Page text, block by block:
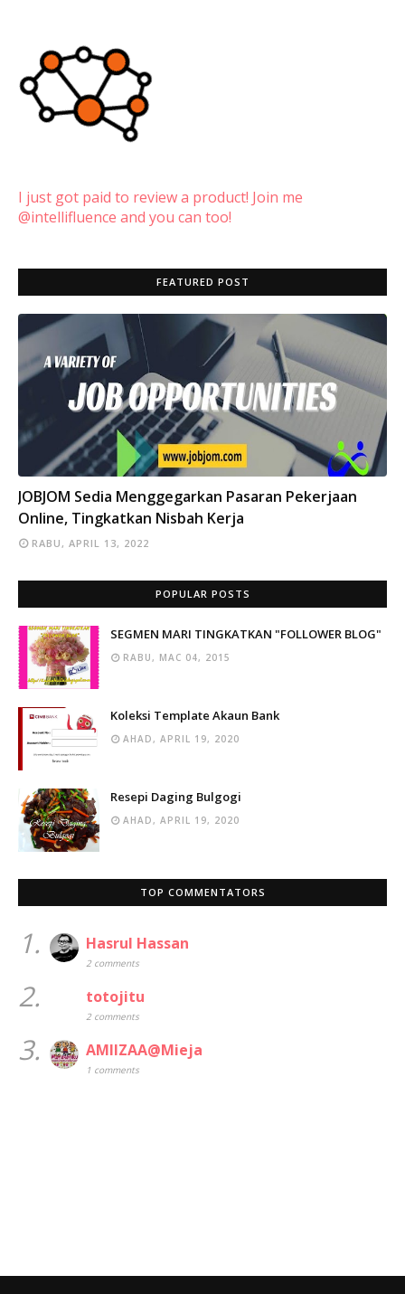
I just got paid to review a product! Join me
@intellifluence and you can too!
FEATURED POST
INFO
JOBJOM Sedia Menggegarkan Pasaran Pekerjaan
Online, Tingkatkan Nisbah Kerja
RABU, APRIL 13, 2022
POPULAR POSTS
SEGMEN MARI TINGKATKAN "FOLLOWER BLOG"
RABU, MAC 04, 2015
Koleksi Template Akaun Bank
AHAD, APRIL 19, 2020
Resepi Daging Bulgogi
AHAD, APRIL 19, 2020
TOP COMMENTATORS
1. Hasrul Hassan
2 comments
2. totojitu
2 comments
3. AMIIZAA@Mieja
1 comments